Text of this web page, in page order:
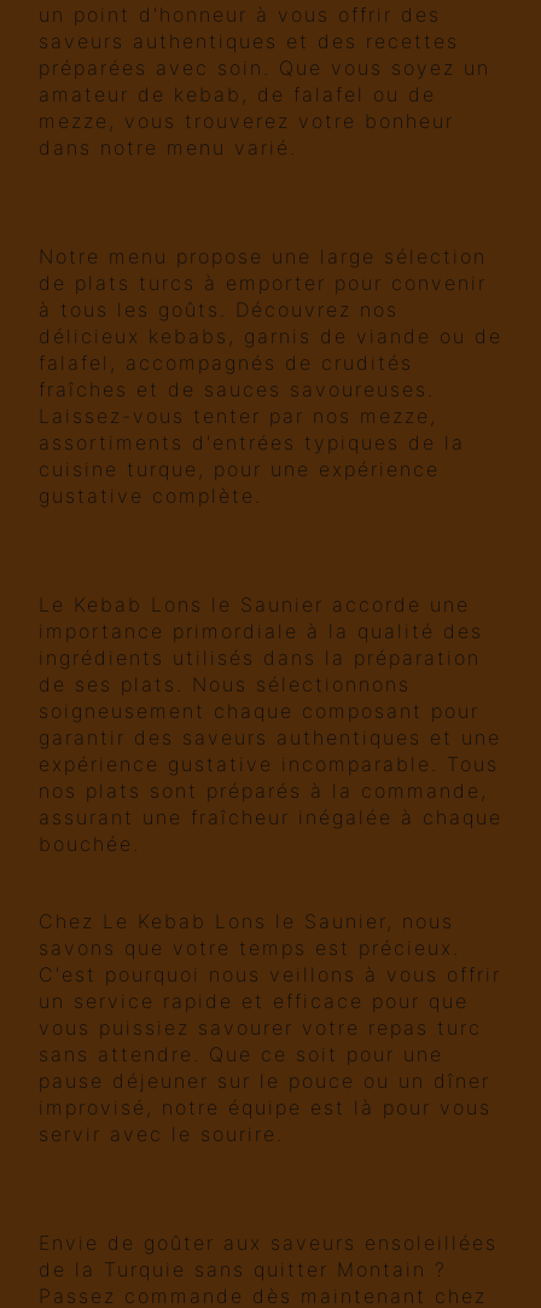
un point d'honneur à vous offrir des
saveurs authentiques et des recettes
préparées avec soin. Que vous soyez un
amateur de kebab, de falafel ou de
mezze, vous trouverez votre bonheur
dans notre menu varié.
Notre menu propose une large sélection
de plats turcs à emporter pour convenir
à tous les goûts. Découvrez nos
délicieux kebabs, garnis de viande ou de
falafel, accompagnés de crudités
fraîches et de sauces savoureuses.
Laissez-vous tenter par nos mezze,
assortiments d'entrées typiques de la
cuisine turque, pour une expérience
gustative complète.
Le Kebab Lons le Saunier accorde une
importance primordiale à la qualité des
ingrédients utilisés dans la préparation
de ses plats. Nous sélectionnons
soigneusement chaque composant pour
garantir des saveurs authentiques et une
expérience gustative incomparable. Tous
nos plats sont préparés à la commande,
assurant une fraîcheur inégalée à chaque
bouchée.
Chez Le Kebab Lons le Saunier, nous
savons que votre temps est précieux.
C'est pourquoi nous veillons à vous offrir
un service rapide et efficace pour que
vous puissiez savourer votre repas turc
sans attendre. Que ce soit pour une
pause déjeuner sur le pouce ou un dîner
improvisé, notre équipe est là pour vous
servir avec le sourire.
Envie de goûter aux saveurs ensoleillées
de la Turquie sans quitter Montain ?
Passez commande dès maintenant chez